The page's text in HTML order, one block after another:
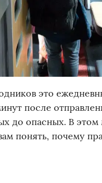
это
после
до опасных. В
понять, почему